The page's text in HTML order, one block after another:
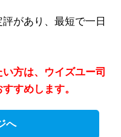
評があり、最短で一日
方は、ウイズユー司
すめします。
へ